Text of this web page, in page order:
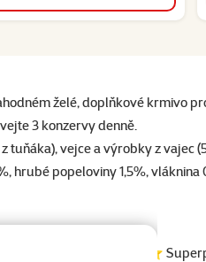
želé, doplňkové krmivo
3 konzervy denně.
tuňáka), vejce a výrobky z vajec
hrubé popeloviny 1,5%, vláknina
Parametry
⭐⭐⭐⭐